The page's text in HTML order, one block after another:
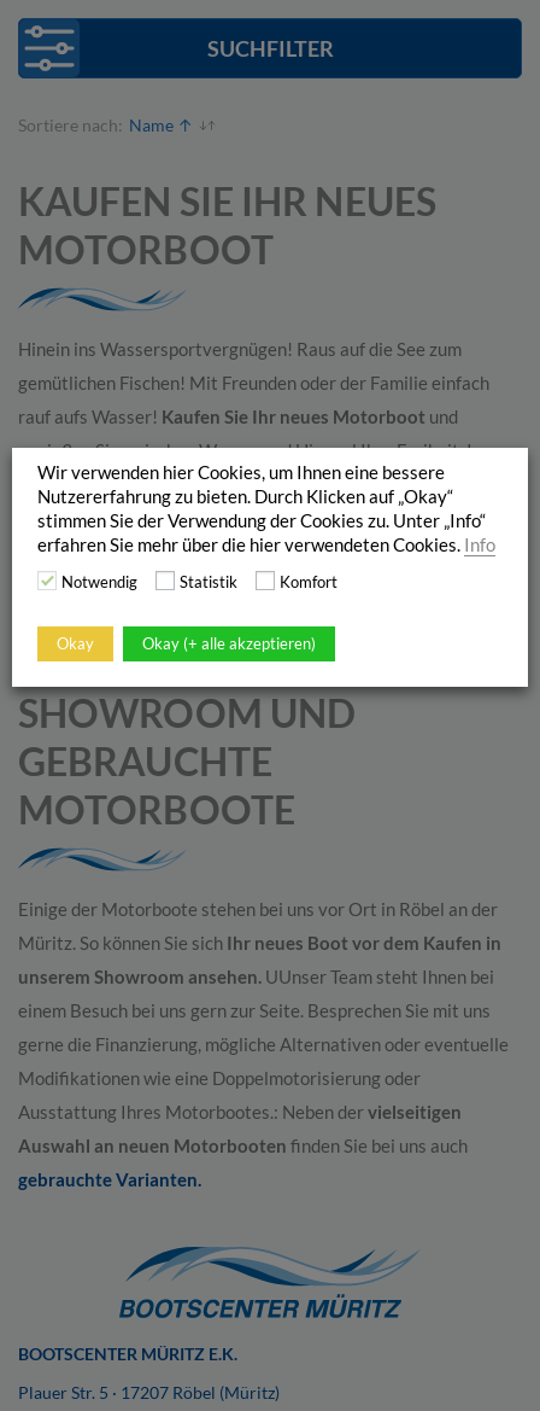
SUCHFILTER
Sortiere nach:
KAUFEN SIE IHR NEUES
MOTORBOOT
Hinein ins Wassersportvergnügen! Raus auf die See zum
gemütlichen Fischen! Mit Freunden oder der Familie einfach
rauf aufs Wasser! Kaufen Sie Ihr neues Motorboot und
genießen Sie zwischen Wasser und Himmel Ihre Freiheit. In
unserem Sortiment finden Sie Motorboote von Quicksilver,
Linder, Galia, Buster, Beneteau und Bayliner in verschiedenen
Ausführungen. Vom rasanten Ausflügler mit geräumiger
Staufläche bis hin zum eleganten Urlauber mit Bordküche,
Bootsträume.
SHOWROOM UND
GEBRAUCHTE
MOTORBOOTE
Einige der Motorboote stehen bei uns vor Ort in Röbel an der
Müritz. So können Sie sich Ihr neues Boot vor dem Kaufen in
unserem Showroom ansehen. UUnser Team steht Ihnen bei
einem Besuch bei uns gern zur Seite. Besprechen Sie mit uns
gerne die Finanzierung, mögliche Alternativen oder eventuelle
Modifikationen wie eine Doppelmotorisierung oder
Ausstattung Ihres Motorbootes.: Neben dervielseitigen
Auswahl an neuen Motorbooten finden Sie bei uns auch
gebrauchte Varianten.
BOOTSCENTER MÜRITZ E.K.
Plauer Str. 5 · 17207 Röbel (Müritz)
Wir verwenden hier Cookies, um Ihnen eine bessere
Nutzererfahrung zu bieten. Durch Klicken auf „Okay“
stimmen Sie der Verwendung der Cookies zu. Unter „Info“
erfahren Sie mehr über die hier verwendeten Cookies. Info
Notwendig Statistik Komfort
Okay Okay (+ alle akzeptieren)